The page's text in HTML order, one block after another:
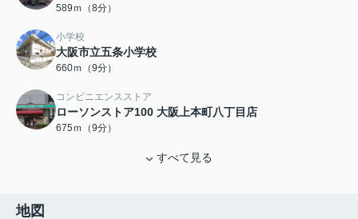
589ｍ（8分）
小学校
大阪市立五条小学校
660ｍ（9分）
コンビニエンスストア
ローソンストア100 大阪上本町八丁目店
675ｍ（9分）
すべて見る
地図